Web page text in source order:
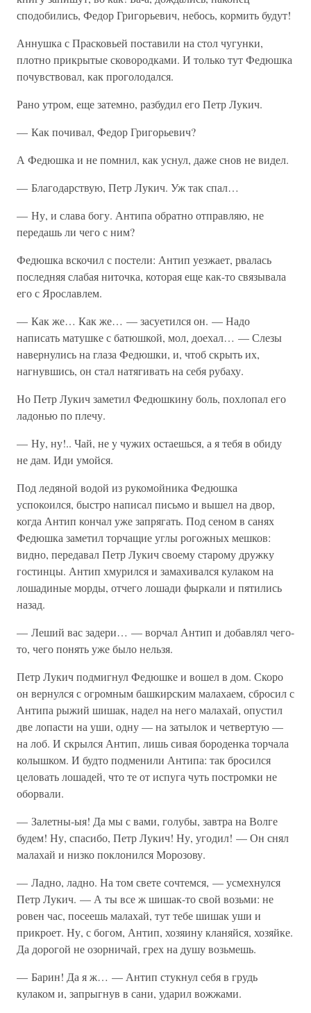
сподобились, Федор Григорьевич, небось, кормить будут!
Аннушка с Прасковьей поставили на стол чугунки,
плотно прикрытые сковородками. И только тут Федюшка
почувствовал, как проголодался.
Рано утром, еще затемно, разбудил его Петр Лукич.
— Как почивал, Федор Григорьевич?
А Федюшка и не помнил, как уснул, даже снов не видел.
— Благодарствую, Петр Лукич. Уж так спал…
— Ну, и слава богу. Антипа обратно отправляю, не
передашь ли чего с ним?
Федюшка вскочил с постели: Антип уезжает, рвалась
последняя слабая ниточка, которая еще как-то связывала
его с Ярославлем.
— Как же… Как же… — засуетился он. — Надо
написать матушке с батюшкой, мол, доехал… — Слезы
навернулись на глаза Федюшки, и, чтоб скрыть их,
нагнувшись, он стал натягивать на себя рубаху.
Но Петр Лукич заметил Федюшкину боль, похлопал его
ладонью по плечу.
— Ну, ну!.. Чай, не y чужих остаешься, а я тебя в обиду
не дам. Иди умойся.
Под ледяной водой из рукомойника Федюшка
успокоился, быстро написал письмо и вышел на двор,
когда Антип кончал уже запрягать. Под сеном в санях
Федюшка заметил торчащие углы рогожных мешков:
видно, передавал Петр Лукич своему старому дружку
гостинцы. Антип хмурился и замахивался кулаком на
лошадиные морды, отчего лошади фыркали и пятились
назад.
— Леший вас задери… — ворчал Антип и добавлял чего-
то, чего понять уже было нельзя.
Петр Лукич подмигнул Федюшке и вошел в дом. Скоро
он вернулся с огромным башкирским малахаем, сбросил с
Антипа рыжий шишак, надел на него малахай, опустил
две лопасти на уши, одну — на затылок и четвертую —
на лоб. И скрылся Антип, лишь сивая бороденка торчала
колышком. И будто подменили Антипа: так бросился
целовать лошадей, что те от испуга чуть постромки не
оборвали.
— Залетны-ыя! Да мы с вами, голубы, завтра на Волге
будем! Ну, спасибо, Петр Лукич! Ну, угодил! — Он снял
малахай и низко поклонился Морозову.
— Ладно, ладно. На том свете сочтемся, — усмехнулся
Петр Лукич. — А ты все ж шишак-то свой возьми: не
ровен час, посеешь малахай, тут тебе шишак уши и
прикроет. Ну, с богом, Антип, хозяину кланяйся, хозяйке.
Да дорогой не озорничай, грех на душу возьмешь.
— Барин! Да я ж… — Антип стукнул себя в грудь
кулаком и, запрыгнув в сани, ударил вожжами.